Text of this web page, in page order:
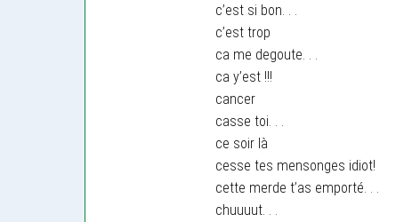
c’est si bon. . .
c’est trop
ca me degoute. . .
ca y’est !!!
cancer
casse toi. . .
ce soir là
cesse tes mensonges idiot!
cette merde t’as emporté. . .
chuuuut. . .